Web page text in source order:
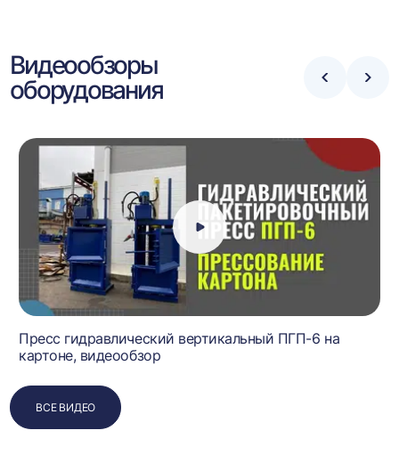
Видеообзоры
оборудования
Стрелка
Пресс гидравлический вертикальный ПГП-6 на
картоне, видеообзор
ВСЕ ВИДЕО